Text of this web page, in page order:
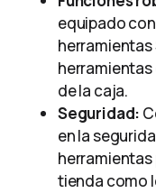
equipado
herramientas
de la caja.
Seguridad:
en la
tienda como